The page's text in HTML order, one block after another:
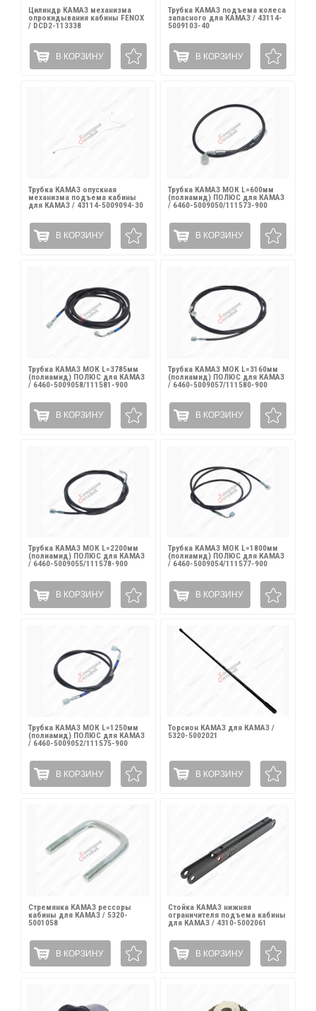
Цилиндр КАМАЗ механизма
опрокидывания кабины FENOX
/ DCD2-113338
В КОРЗИНУ
Трубка КАМАЗ подъема колеса
запасного для КАМАЗ / 43114-
5009103-40
В КОРЗИНУ
Трубка КАМАЗ опускная
механизма подъема кабины
для КАМАЗ / 43114-5009094-30
В КОРЗИНУ
Трубка КАМАЗ МОК L=600мм
(полиамид) ПОЛЮС для КАМАЗ
/ 6460-5009050/111573-900
В КОРЗИНУ
Трубка КАМАЗ МОК L=3785мм
(полиамид) ПОЛЮС для КАМАЗ
/ 6460-5009058/111581-900
В КОРЗИНУ
Трубка КАМАЗ МОК L=3160мм
(полиамид) ПОЛЮС для КАМАЗ
/ 6460-5009057/111580-900
В КОРЗИНУ
Трубка КАМАЗ МОК L=2200мм
(полиамид) ПОЛЮС для КАМАЗ
/ 6460-5009055/111578-900
В КОРЗИНУ
Трубка КАМАЗ МОК L=1800мм
(полиамид) ПОЛЮС для КАМАЗ
/ 6460-5009054/111577-900
В КОРЗИНУ
Трубка КАМАЗ МОК L=1250мм
(полиамид) ПОЛЮС для КАМАЗ
/ 6460-5009052/111575-900
В КОРЗИНУ
Торсион КАМАЗ для КАМАЗ /
5320-5002021
В КОРЗИНУ
Стремянка КАМАЗ рессоры
кабины для КАМАЗ / 5320-
5001058
В КОРЗИНУ
Стойка КАМАЗ нижняя
ограничителя подъема кабины
для КАМАЗ / 4310-5002061
В КОРЗИНУ